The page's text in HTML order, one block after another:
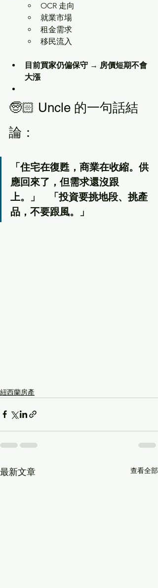
OCR 走向
就業市場
租金需求
移民流入
目前買家仍偏保守 → 房價短期不會
大漲
🧓🏻 Uncle 的一句話結
論：
「住宅在復甦，商業在收縮。供
應回來了，但需求還沒跟
上。」
「投資要挑地段、挑產
品，不要跟風。」
紐西蘭房產
最新文章 查看全部